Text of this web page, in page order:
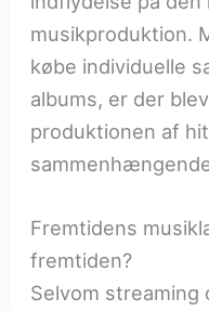
musikproduktion.
købe individuelle
albums, er der
produktionen af
Fremtidens
fremtiden?
Selvom streaming